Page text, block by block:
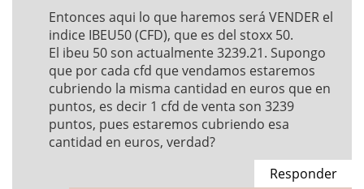
Entonces aqui lo que haremos será VENDER el
indice IBEU50 (CFD), que es del stoxx 50.
El ibeu 50 son actualmente 3239.21. Supongo
que por cada cfd que vendamos estaremos
cubriendo la misma cantidad en euros que en
puntos, es decir 1 cfd de venta son 3239
puntos, pues estaremos cubriendo esa
cantidad en euros, verdad?
Responder